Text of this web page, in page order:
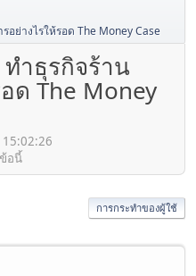
อย่างไรให้รอด The Money Case
ทำธุรกิจร้าน
ด The Money
15:02:26
อนี้
การกระทำของผู้ใช้